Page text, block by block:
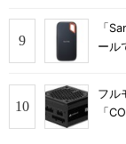
「
ール
フル
「